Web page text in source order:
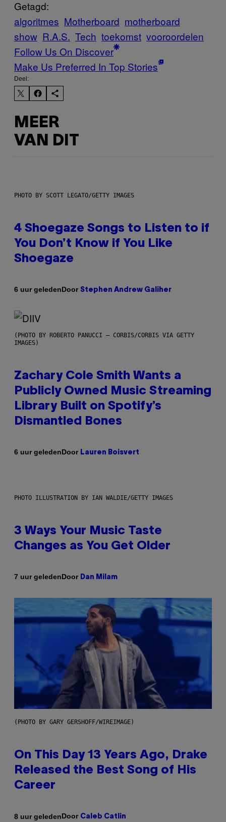
Getagd:
algoritmes Motherboard motherboard
show R.A.S. Tech toekomst vooroordelen
Follow Us On Discover
Make Us Preferred In Top Stories
Deel:
MEER
VAN DIT
PHOTO BY SCOTT LEGATO/GETTY IMAGES
4 Shoegaze Songs to Listen to if
You Don’t Know if You Like
Shoegaze
6 uur geledenDoor Stephen Andrew Galiher
(PHOTO BY ROBERTO PANUCCI – CORBIS/CORBIS VIA GETTY
IMAGES)
Zachary Cole Smith Wants a
Publicly Owned Music Streaming
Library Built on Spotify’s
Dismantled Bones
6 uur geledenDoor Lauren Boisvert
PHOTO ILLUSTRATION BY IAN WALDIE/GETTY IMAGES
3 Ways Your Music Taste
Changes as You Get Older
7 uur geledenDoor Dan Milam
(PHOTO BY GARY GERSHOFF/WIREIMAGE)
On This Day 13 Years Ago, Drake
Released the Best Song of His
Career
8 uur geledenDoor Caleb Catlin